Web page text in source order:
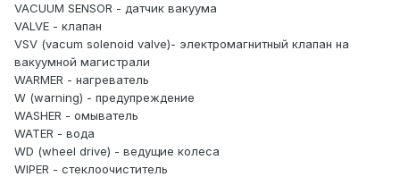
VACUUM SENSOR - датчик вакуума
VALVE - клапан
VSV (vacum solenoid valve)- электромагнитный клапан на
вакуумной магистрали
WARMER - нагреватель
W (warning) - предупреждение
WASHER - омыватель
WATER - вода
WD (wheel drive) - ведущие колеса
WIPER - стеклоочиститель